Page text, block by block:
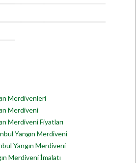
Merdivenleri
Merdiveni
Merdiveni Fiyatları
Yangın Merdiveni
Yangın Merdiveni
Merdiveni İmalatı